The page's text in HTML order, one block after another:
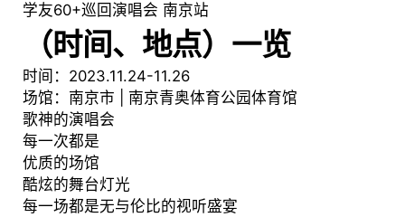
学友60+巡回演唱会 南京站
（时间、地点） 一览
时间：2023.11.24-11.26
场馆：南京市 | 南京青奥体育公园体育馆
歌神的演唱会
每一次都是
优质的场馆
酷炫的舞台灯光
每一场都是无与伦比的视听盛宴